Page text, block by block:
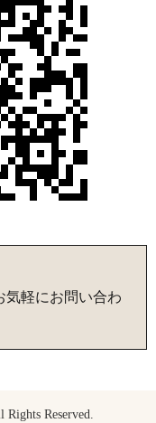
気軽にお問い合わ
Reserved.